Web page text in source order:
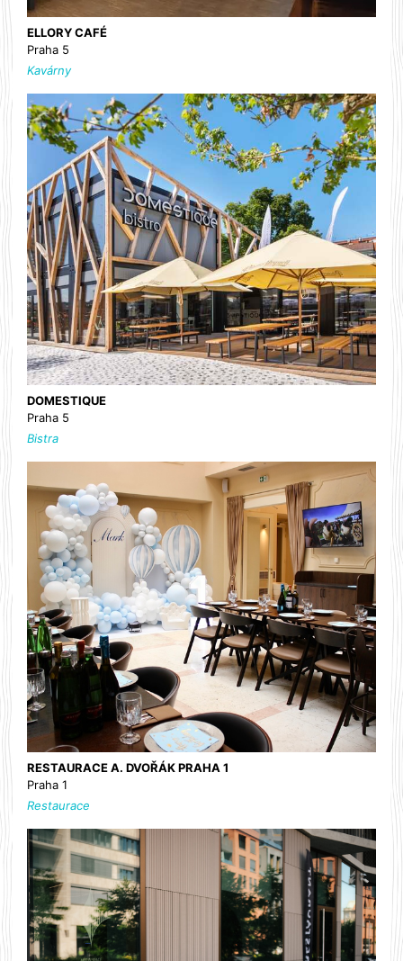
ELLORY CAFÉ
Praha 5
Kavárny
DOMESTIQUE
Praha 5
Bistra
RESTAURACE A. DVOŘÁK PRAHA 1
Praha 1
Restaurace